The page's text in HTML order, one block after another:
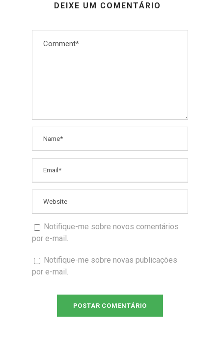
DEIXE UM COMENTÁRIO
Notifique-me sobre novos comentários
por e-mail.
Notifique-me sobre novas publicações
por e-mail.